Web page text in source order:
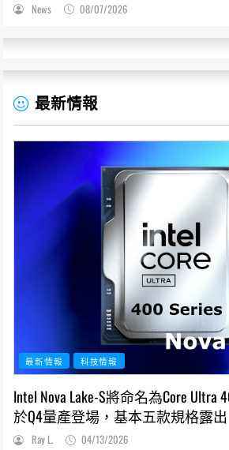
萬份，遊戲史低66折熱銷中
News 08/07/2026
最新情報
最新情報 科技情報
Intel Nova Lake-S將命名為Core
於Q4量產登場，基本五款規格露出
Ray L. 04/13/2026